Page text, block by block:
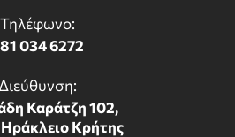
Τηλέφωνο:
034 6272
Διεύθυνση:
Καράτζη 102,
Ηράκλειο Κρήτης